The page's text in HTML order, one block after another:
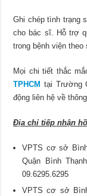
Ghi chép tình trạng
cho bác sĩ. Hỗ trợ
trong bệnh viện theo
Mọi chi tiết thắc
TPHCM tại Trường
động liên hệ về
Địa chỉ tiếp nhận
VPTS cơ sở
Quận Bình
09.6295.6295
VPTS cơ sở